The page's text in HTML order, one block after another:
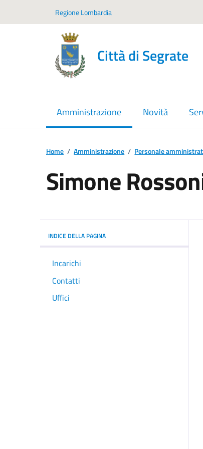
Regione Lombardia
Città di Segrate
Amministrazione
menu selezionato Novità
Home / Amministrazione / Personale
Simone
INDICE DELLA PAGINA
Incarichi
Contatti
Uffici